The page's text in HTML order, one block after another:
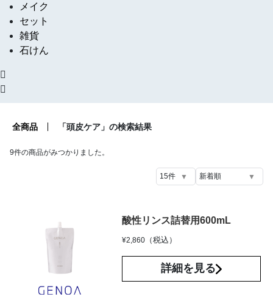
メイク
セット
雑貨
石けん
全商品 「頭皮ケア」の検索結果
9件の商品がみつかりました。
酸性リンス詰替用600mL
¥2,860 （税込）
詳細を見る